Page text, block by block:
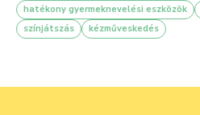
hatékony gyermeknevelési eszközök
színjátszás
kézműveskedés